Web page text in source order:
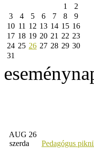
1
2
3
4 5 6 7 8
9
10 11 12 13 14 15 16
17 18 19 20 21 22 23
24 25 26 27 28 29 30
31
AUG 26
szerda
Pedagógus